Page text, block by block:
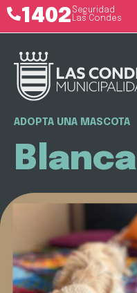
1402 Seguridad
Las Condes
ADOPTA UNA MASCOTA
Blanca